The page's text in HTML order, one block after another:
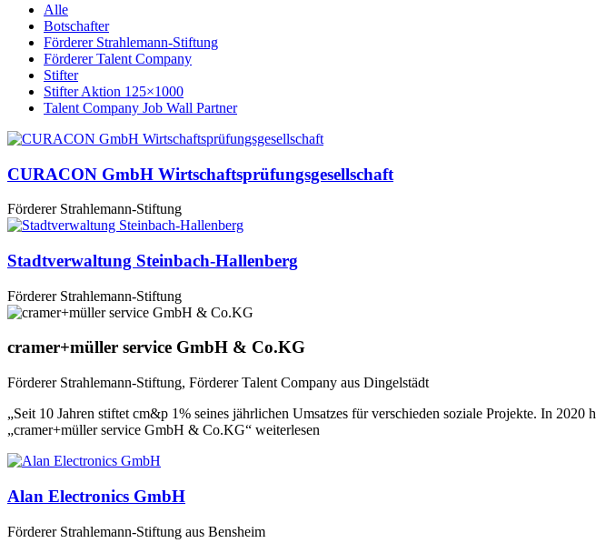
Alle
Botschafter
Förderer Strahlemann-Stiftung
Förderer Talent Company
Stifter
Stifter Aktion 125×1000
Talent Company Job Wall Partner
CURACON GmbH Wirtschaftsprüfungsgesellschaft
Förderer Strahlemann-Stiftung
Stadtverwaltung Steinbach-Hallenberg
Förderer Strahlemann-Stiftung
cramer+müller service GmbH & Co.KG
Förderer Strahlemann-Stiftung, Förderer Talent Company aus Dingelstädt
„Seit 10 Jahren stiftet cm&p 1% seines jährlichen Umsatzes für verschieden soziale Projekte. In
„cramer+müller service GmbH & Co.KG“ weiterlesen
Alan Electronics GmbH
Förderer Strahlemann-Stiftung aus Bensheim